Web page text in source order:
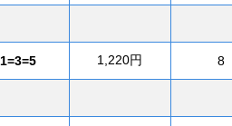
1=3=5 1,220円 8